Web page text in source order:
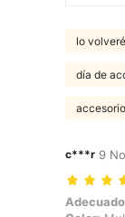
lo
día de
c***r 9
Adecuado